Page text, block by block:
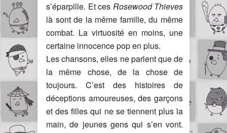
s’éparpille. Et ces Rosewood Thieves
là sont de la même famille, du même
combat. La virtuosité en moins, une
certaine innocence pop en plus.
Les chansons, elles ne parlent que de
la même chose, de la chose de
toujours. C’est des histoires de
déceptions amoureuses, des garçons
et des filles qui ne se tiennent plus la
main, de jeunes gens qui s’en vont.